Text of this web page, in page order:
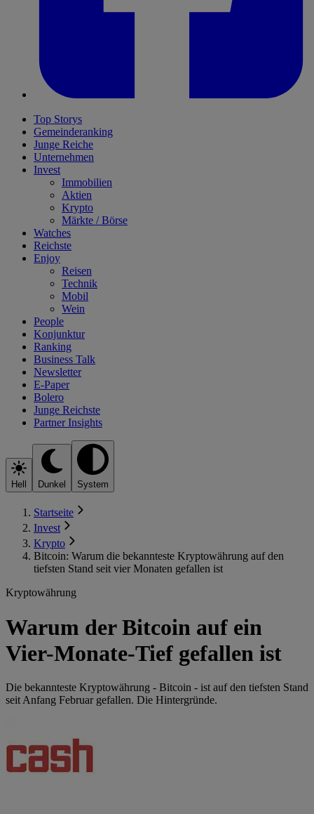
Top Storys
Gemeinderanking
Junge Reiche
Unternehmen
Invest
Immobilien
Aktien
Krypto
Märkte / Börse
Watches
Reichste
Enjoy
Reisen
Technik
Mobil
Wein
People
Konjunktur
Ranking
Business Talk
Newsletter
E-Paper
Bolero
Junge Reichste
Partner Insights
Hell Dunkel System
Startseite
Invest
Krypto
Bitcoin: Warum die bekannteste Kryptowährung auf den
tiefsten Stand seit vier Monaten gefallen ist
Kryptowährung
Warum der Bitcoin auf ein
Vier-Monate-Tief gefallen ist
Die bekannteste Kryptowährung - Bitcoin - ist auf den tiefsten Stand
seit Anfang Februar gefallen. Die Hintergründe.